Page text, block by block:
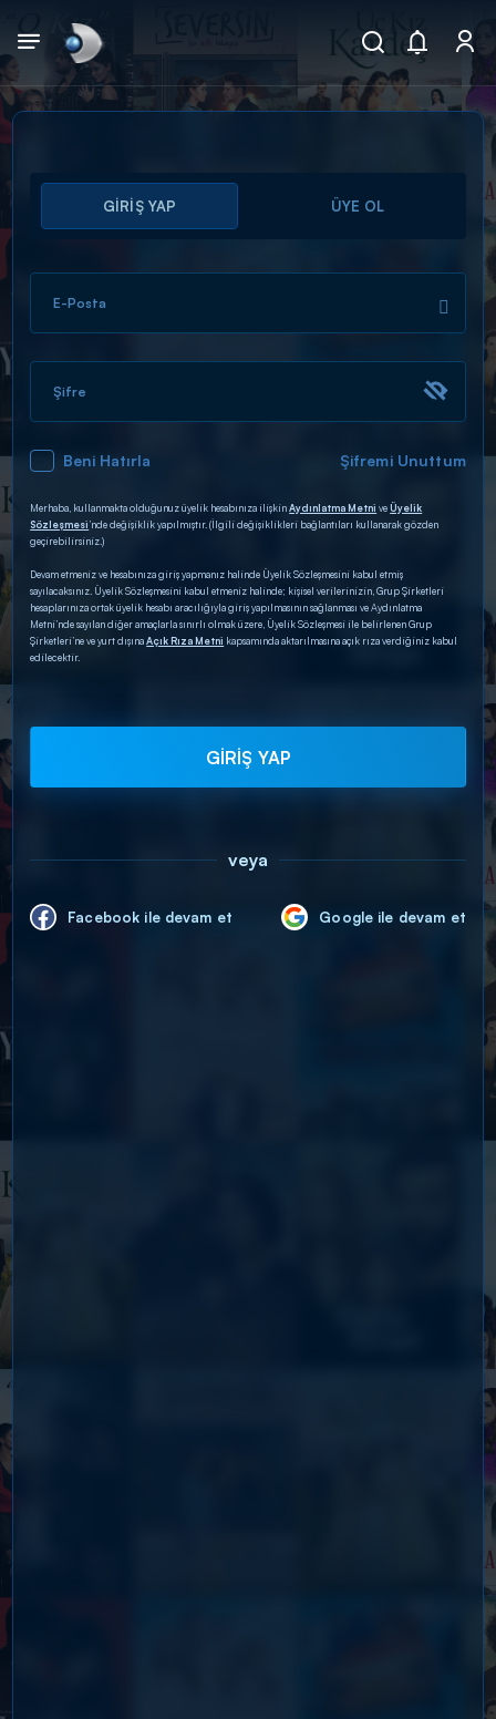
Arama
ARAMA SONUÇLARI
DİĞER SONUÇLAR
GİRİŞ YAP ÜYE OL
E-Posta
Şifre
Beni Hatırla Şifremi Unuttum
Merhaba, kullanmakta olduğunuz üyelik hesabınıza ilişkinAydınlatma Metni veÜyelik
Sözleşmesi’nde değişiklik yapılmıştır. (İlgili değişiklikleri bağlantıları kullanarak gözden
geçirebilirsiniz.)
Devam etmeniz ve hesabınıza giriş yapmanız halinde Üyelik Sözleşmesini kabul etmiş
sayılacaksınız. Üyelik Sözleşmesini kabul etmeniz halinde; kişisel verilerinizin, Grup Şirketleri
hesaplarınıza ortak üyelik hesabı aracılığıyla giriş yapılmasının sağlanması ve Aydınlatma
Metni’nde sayılan diğer amaçlarla sınırlı olmak üzere, Üyelik Sözleşmesi ile belirlenen Grup
Şirketleri’ne ve yurt dışınaAçık Rıza Metni kapsamında aktarılmasına açık rıza verdiğiniz kabul
edilecektir.
GİRİŞ YAP
veya
Facebook ile devam et Google ile devam et